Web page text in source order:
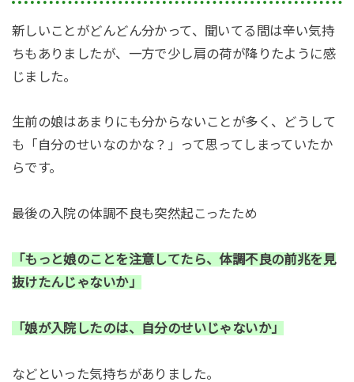
新しいことがどんどん分かって、聞いてる間は辛い気持
ちもありましたが、一方で少し肩の荷が降りたように感
じました。
生前の娘はあまりにも分からないことが多く、どうして
も「自分のせいなのかな？」って思ってしまっていたか
らです。
最後の入院の体調不良も突然起こったため
「もっと娘のことを注意してたら、体調不良の前兆を見
抜けたんじゃないか」
「娘が入院したのは、自分のせいじゃないか」
などといった気持ちがありました。